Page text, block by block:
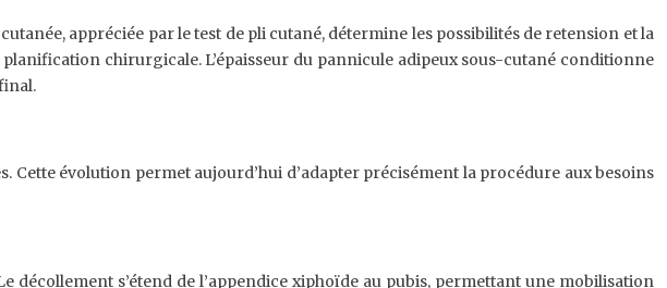
appréciée par le test de pli cutané, détermine les possibilités de retension et la
chirurgicale. L’épaisseur du pannicule adipeux sous-cutané conditionne
évolution permet aujourd’hui d’adapter précisément la procédure aux besoins
décollement s’étend de l’appendice xiphoïde au pubis, permettant une mobilisation